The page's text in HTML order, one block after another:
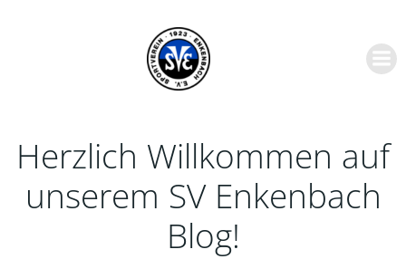
springen
Herzlich Willkommen auf
unserem SV Enkenbach
Blog!